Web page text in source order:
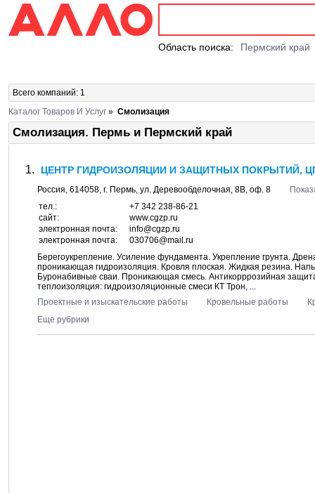
Область поиска: Пермский край
Всего компаний: 1
Каталог Товаров И Услуг » Смолизация
Смолизация. Пермь и Пермский край
ЦЕНТР ГИДРОИЗОЛЯЦИИ И ЗАЩИТНЫХ ПОКРЫТИЙ,
Россия, 614058, г. Пермь, ул. Деревообделочная, 8В, оф. 8
тел.:
+7 342 238-86-21
сайт:
www.cgzp.ru
электронная почта:
info@cgzp.ru
электронная почта:
030706@mail.ru
Берегоукрепление. Усиление фундамента. Укрепление грунта.
проникающая гидроизоляция. Кровля плоская. Жидкая резина.
Буронабивные сваи. Проникающая смесь. Антикорррозийная
теплоизоляция: гидроизоляционные смеси КТ Трон, ...
Проектные и изыскательские работы
Кровельные работы
Еще рубрики